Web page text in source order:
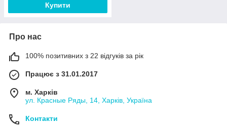
Купити
Про нас
100% позитивних з 22 відгуків за рік
Працює з 31.01.2017
м. Харків
ул. Красные Ряды, 14, Харків, Україна
Контакти